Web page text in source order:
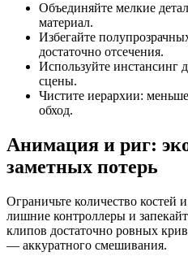
Объединяйте мелкие
материал.
Избегайте
достаточно отсечения.
Используйте инстансинг
сцены.
Чистите иерархии:
обход.
Анимация и риг:
заметных потерь
Ограничьте количество костей
лишние контроллеры и
клипов достаточно ровных
— аккуратного смешивания.